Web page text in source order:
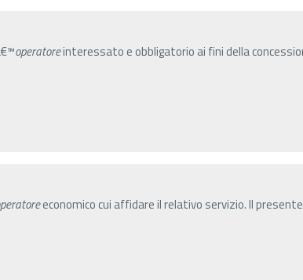
operatoreinteressato e obbligatorio ai fini della
economico cui affidare il relativo servizio. Il